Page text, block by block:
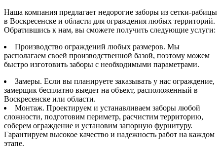
Наша компания предлагает недорогие заборы из сетки-рабицы
в Воскресенске и области для ограждения любых территорий.
Обратившись к нам, вы сможете получить следующие услуги:
Производство ограждений любых размеров. Мы
располагаем своей производственной базой, поэтому можем
быстро изготовить заборы с необходимыми параметрами.
Замеры. Если вы планируете заказывать у нас ограждение,
замерщик бесплатно выедет на объект, расположенный в
Воскресенске или области.
Монтаж. Проектируем и устанавливаем заборы любой
сложности, подготовим периметр, расчистим территорию,
соберем ограждение и установим запорную фурнитуру.
Гарантируем высокое качество и надежность работ на каждом
этапе.